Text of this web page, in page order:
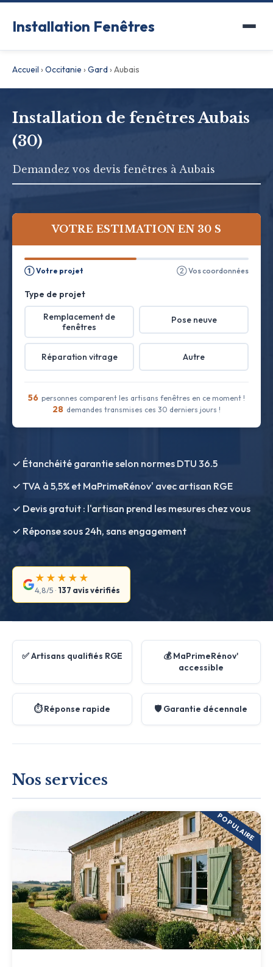
Installation Fenêtres
Accueil ›Occitanie ›Gard›Aubais
Installation de fenêtres Aubais
(30)
Demandez vos devis fenêtres à Aubais
VOTRE ESTIMATION EN 30 S
① Votre projet ② Vos coordonnées
Type de projet
Remplacement de
fenêtres
Pose neuve
Réparation vitrage Autre
56 personnes comparent les artisans fenêtres en ce moment !
28 demandes transmises ces 30 derniers jours !
✓ Étanchéité garantie selon normes DTU 36.5
✓ TVA à 5,5% et MaPrimeRénov' avec artisan RGE
✓ Devis gratuit : l'artisan prend les mesures chez vous
✓ Réponse sous 24h, sans engagement
★★★★★
4,8/5 · 137 avis vérifiés
✅ Artisans qualifiés RGE
💰 MaPrimeRénov'
accessible
⏱️ Réponse rapide 🛡️ Garantie décennale
Nos services
POPULAIRE